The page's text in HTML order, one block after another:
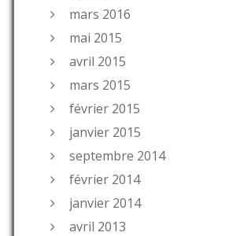
mars 2016
mai 2015
avril 2015
mars 2015
février 2015
janvier 2015
septembre 2014
février 2014
janvier 2014
avril 2013